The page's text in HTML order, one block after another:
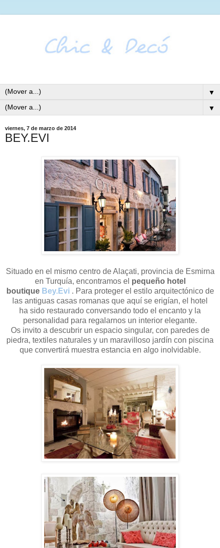
▼
▼
viernes, 7 de marzo de 2014
BEY.EVI
Situado en el mismo centro de Alaçati, provincia de Esmirna
en Turquía, encontramos el pequeño hotel
boutique Bey.Evi. Para proteger el estilo arquitectónico de
las antiguas casas romanas que aquí se erigían, el hotel
ha sido restaurado conversando todo el encanto y la
personalidad para regalarnos un interior elegante.
Os invito a descubrir un espacio singular, con paredes de
piedra, textiles naturales y un maravilloso jardín con piscina
que convertirá muestra estancia en algo inolvidable.